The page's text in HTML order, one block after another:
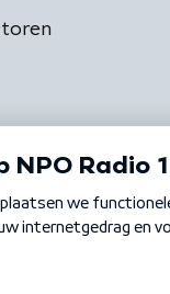
voorwaarden